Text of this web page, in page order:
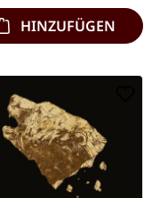
HINZUFÜGEN